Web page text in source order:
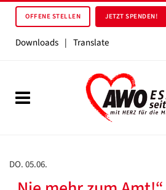
OFFENE STELLEN JETZT SPENDEN!
Downloads | Translate
DO. 05.06.